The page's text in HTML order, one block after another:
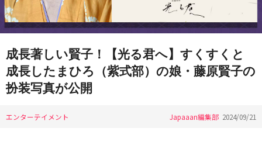
成長著しい賢子！【光る君へ】すくすくと
成長したまひろ（紫式部）の娘・藤原賢子の
扮装写真が公開
エンターテイメント Japaaan編集部 2024/09/21